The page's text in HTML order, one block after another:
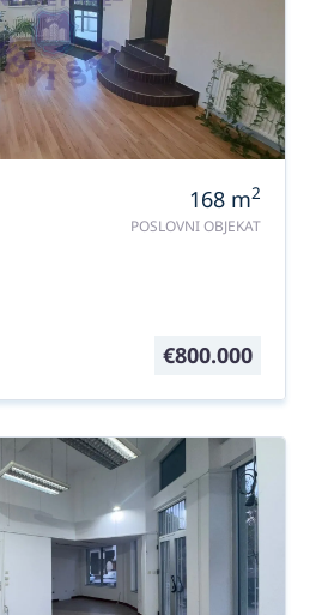
168 m2
POSLOVNI OBJEKAT
€800.000